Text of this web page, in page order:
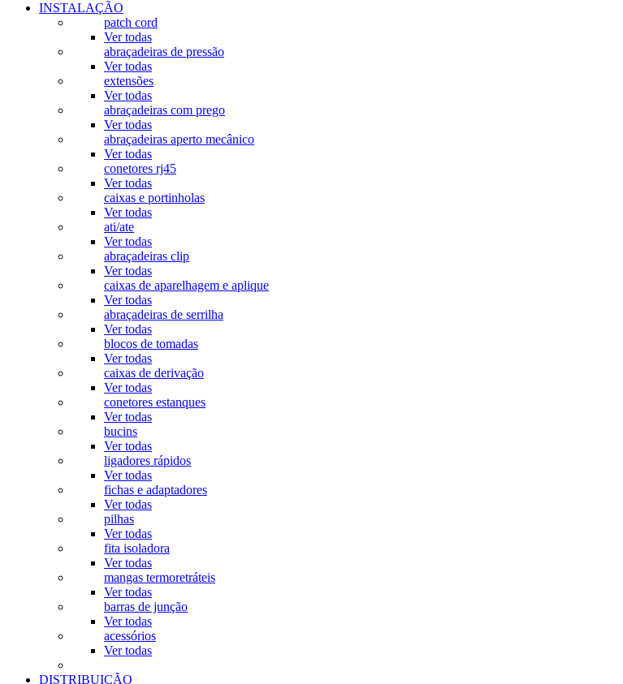
INSTALAÇÃO
patch cord
Ver todas
abraçadeiras de pressão
Ver todas
extensões
Ver todas
abraçadeiras com prego
Ver todas
abraçadeiras aperto mecânico
Ver todas
conetores rj45
Ver todas
caixas e portinholas
Ver todas
ati/ate
Ver todas
abraçadeiras clip
Ver todas
caixas de aparelhagem e aplique
Ver todas
abraçadeiras de serrilha
Ver todas
blocos de tomadas
Ver todas
caixas de derivação
Ver todas
conetores estanques
Ver todas
bucins
Ver todas
ligadores rápidos
Ver todas
fichas e adaptadores
Ver todas
pilhas
Ver todas
fita isoladora
Ver todas
mangas termoretráteis
Ver todas
barras de junção
Ver todas
acessórios
Ver todas
DISTRIBUIÇÃO